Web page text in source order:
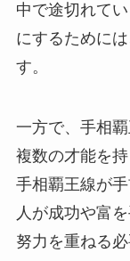
中で途切れて
にするために
す。
一方で、手相
複数の才能を
手相覇王線が
人が成功や富
努力を重ねる